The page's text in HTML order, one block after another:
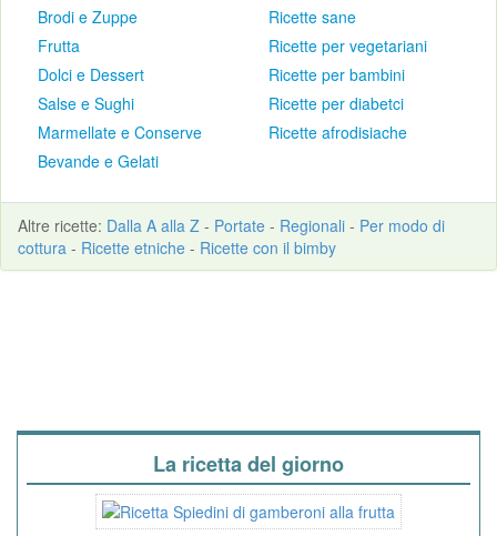
Brodi e Zuppe
Frutta
Dolci e Dessert
Salse e Sughi
Marmellate e Conserve
Bevande e Gelati
Ricette sane
Ricette per vegetariani
Ricette per bambini
Ricette per diabetci
Ricette afrodisiache
Altre ricette: Dalla A alla Z - Portate - Regionali - Per modo di
cottura - Ricette etniche - Ricette con il bimby
La ricetta del giorno